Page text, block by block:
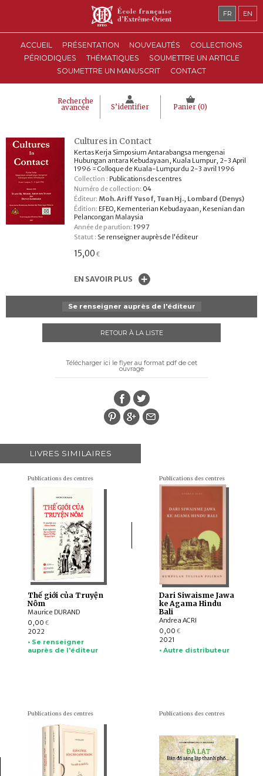
ACCUEIL PRÉSENTATION NOUVEAUTÉS
COLLECTIONS
PÉRIODIQUES
THÉMATIQUES
SOUMETTRE UN ARTICLE
SOUMETTRE UN MANUSCRIT
CONTACT
Recherche
avancée S’identifier Panier (0)
FR EN
Cultures in Contact
Kertas Kerja Simposium Antarabangsa mengenai
Hubungan antara Kebudayaan, Kuala Lumpur, 2-3 April
1996 = Colloque de Kuala-Lumpur du 2-3 avril 1996
Collection : Publications des centres
Numéro de collection: 04
Éditeur: Moh. Ariff Yusof, Tuan Hj., Lombard (Denys)
Édition: EFEO, Kementerian Kebudayaan, Kesenian dan
Pelancongan Malaysia
Année de parution: 1997
Statut : Se renseigner auprès de l'éditeur
15,00 €
EN SAVOIR PLUS
Se renseigner auprès de l'éditeur
RETOUR À LA LISTE
Télécharger ici le flyer au format pdf de cet
ouvrage
LIVRES SIMILAIRES
Publications des centres
Thế giới của Truyện
Nôm
Maurice DURAND
0,00 €
2022
• Se renseigner
auprès de l'éditeur
Publications des centres
Dari Siwaisme Jawa
ke Agama Hindu
Bali
Andrea ACRI
0,00 €
2021
• Autre distributeur
Publications des centres Publications des centres